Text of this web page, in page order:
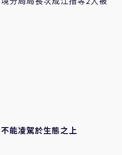
能凌駕於生態之上